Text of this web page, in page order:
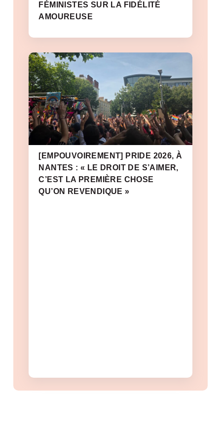
FÉMINISTES SUR LA FIDÉLITÉ
AMOUREUSE
[EMPOUVOIREMENT] PRIDE 2026, À
NANTES : « LE DROIT DE S’AIMER,
C’EST LA PREMIÈRE CHOSE
QU’ON REVENDIQUE »